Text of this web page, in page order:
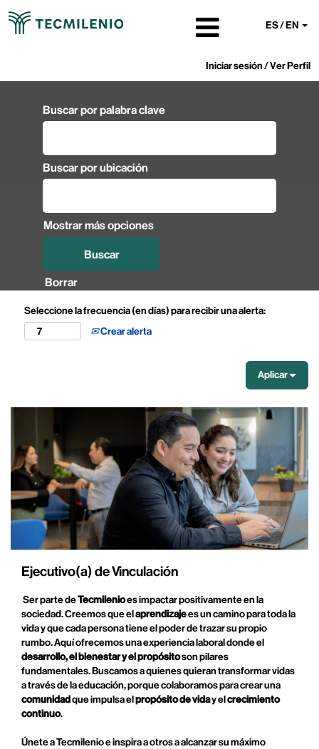
ES / EN
Iniciar sesión / Ver Perfil
Buscar por palabra clave
Buscar por ubicación
Mostrar más opciones
Borrar
Seleccione la frecuencia (en días) para recibir una alerta:
Crear alerta
Aplicar
Ejecutivo(a) de Vinculación
Ser parte deTecmilenioes impactar positivamente en la
sociedad. Creemos que elaprendizajees un camino para toda la
vida y que cada persona tiene el poder de trazar su propio
rumbo. Aquí ofrecemos una experiencia laboral donde el
desarrollo, el bienestar y el propósitoson pilares
fundamentales. Buscamos a quienes quieran transformar vidas
a través de la educación, porque colaboramos para crear una
comunidadque impulsa elpropósito de viday elcrecimiento
continuo.
Únete a Tecmilenio e inspira a otros a alcanzar su máximo